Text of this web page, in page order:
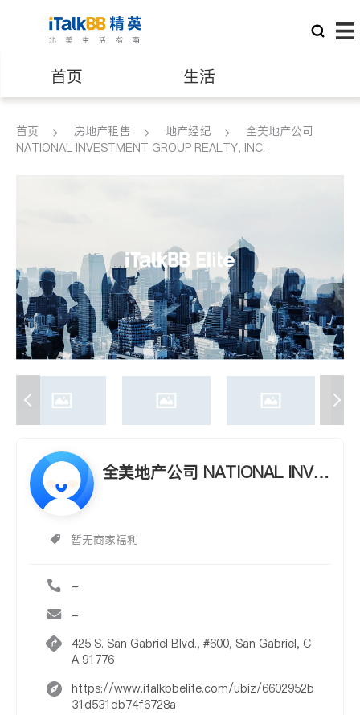
首页 生活
医生 律师
养老 非盈利组织
首页 房地产租售 地产经纪
全美地产公司
NATIONAL INVESTMENT GROUP REALTY, INC.
全美地产公司 NATIONAL INVE
暂无商家福利
-
-
425 S. San Gabriel Blvd., #600, San Gabriel, C
A 91776
https://www.italkbbelite.com/ubiz/6602952b
31d531db74f6728a